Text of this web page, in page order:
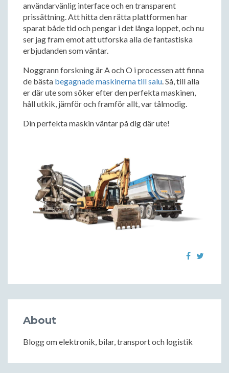
användarvänlig interface och en transparent
prissättning. Att hitta den rätta plattformen har
sparat både tid och pengar i det långa loppet, och nu
ser jag fram emot att utforska alla de fantastiska
erbjudanden som väntar.
Noggrann forskning är A och O i processen att finna
de bästa begagnade maskinerna till salu. Så, till alla
er där ute som söker efter den perfekta maskinen,
håll utkik, jämför och framför allt, var tålmodig.
Din perfekta maskin väntar på dig där ute!
About
Blogg om elektronik, bilar, transport och logistik